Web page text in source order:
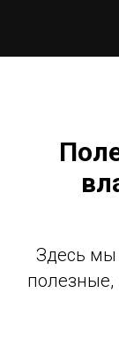
Здесь мы
полезные,